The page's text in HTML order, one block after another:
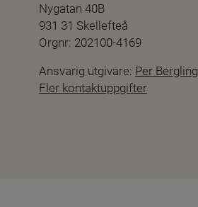
Nygatan 40B
931 31 Skellefteå
Orgnr: 202100-4169
Ansvarig utgivare: Per Bergling
Fler kontaktuppgifter